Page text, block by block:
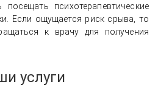
психотерапевтические
Если ощущается риск срыва, то
к врачу для получения
услуги